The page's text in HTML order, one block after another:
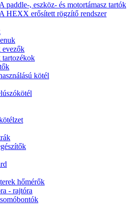
, eszköz- és motortámasz tartók
erősített rögzítő rendszer
evezők
tartozékok
kötél
hőmérők
- rajtóra